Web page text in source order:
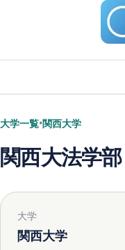
大学一覧•関西大学
関西大法学
大学
関西大学